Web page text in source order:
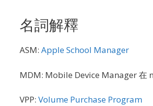
名詞解釋
ASM: Apple School Manager
MDM: Mobile Device Manager 在
VPP: Volume Purchase Program